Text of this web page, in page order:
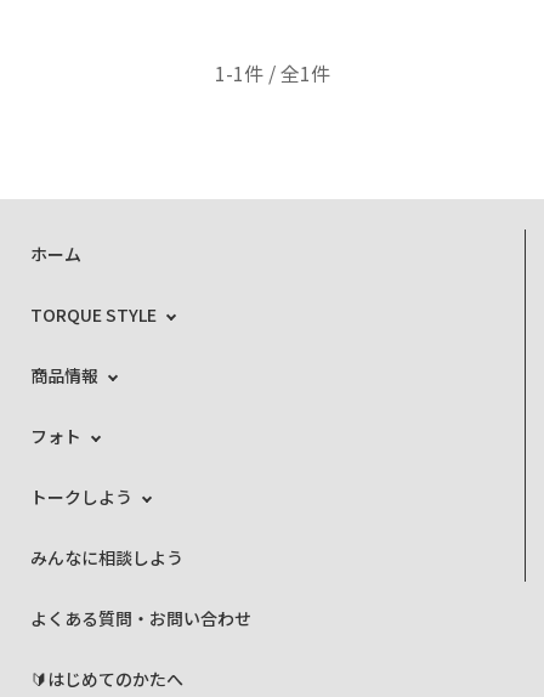
1-1件 / 全1件
ホーム
TORQUE STYLE
商品情報
フォト
トークしよう
みんなに相談しよう
よくある質問・お問い合わせ
🔰はじめてのかたへ